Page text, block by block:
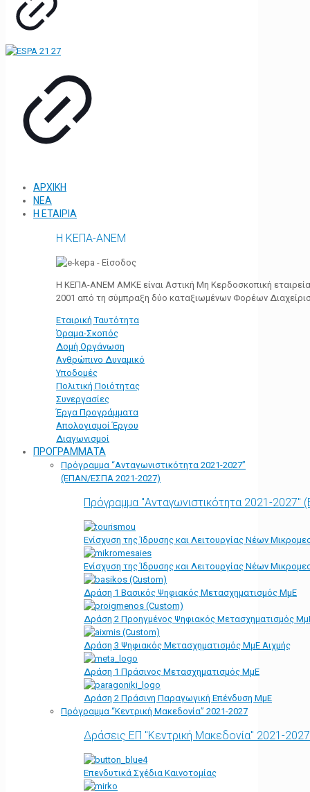
ΑΡΧΙΚΗ
ΝΕΑ
Η ΕΤΑΙΡΙΑ
Η ΚΕΠΑ-ΑΝΕΜ
Η ΚΕΠΑ-ΑΝΕΜ ΑΜΚΕ είναι Αστική Μη Κερδοσκοπική
2001 από τη σύμπραξη δύο καταξιωμένων Φορέων
Εταιρική Ταυτότητα
Όραμα-Σκοπός
Δομή Οργάνωση
Ανθρώπινο Δυναμικό
Υποδομές
Πολιτική Ποιότητας
Συνεργασίες
Έργα Προγράμματα
Απολογισμοί Έργου
Διαγωνισμοί
ΠΡΟΓΡΑΜΜΑΤΑ
Πρόγραμμα “Ανταγωνιστικότητα 2021-2027”
(ΕΠΑΝ/ΕΣΠΑ 2021-2027)
Πρόγραμμα "Ανταγωνιστικότητα 2021-
Ενίσχυση της Ίδρυσης και Λειτουργίας Νέων
Ενίσχυση της Ίδρυσης και Λειτουργίας Νέων
Δράση 1 Βασικός Ψηφιακός Μετασχηματισμός ΜμΕ
Δράση 2 Προηγμένος Ψηφιακός Μετασχηματισμός
Δράση 3 Ψηφιακός Μετασχηματισμός ΜμΕ Αιχμής
Δράση 1 Πράσινος Μετασχηματισμός ΜμΕ
Δράση 2 Πράσινη Παραγωγική Επένδυση ΜμΕ
Πρόγραμμα “Κεντρική Μακεδονία” 2021-2027
Δράσεις ΕΠ "Κεντρική Μακεδονία" 2021-2027
Επενδυτικά Σχέδια Καινοτομίας